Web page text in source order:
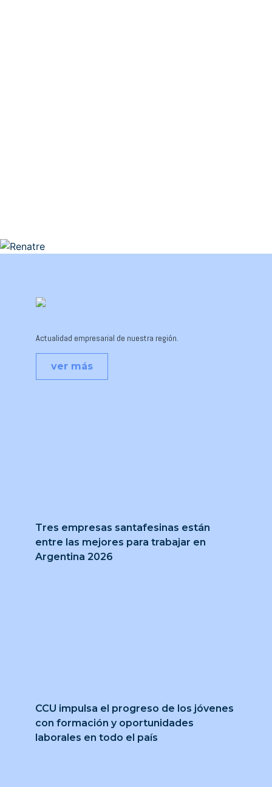
Tres empresas santafesinas están
entre las mejores para trabajar en
Argentina 2026
CCU impulsa el progreso de los jóvenes
con formación y oportunidades
laborales en todo el país
Actualidad empresarial de nuestra región.
ver más